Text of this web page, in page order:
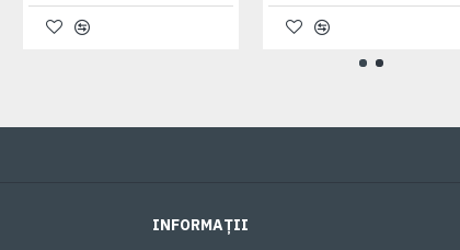
INFORMAȚII